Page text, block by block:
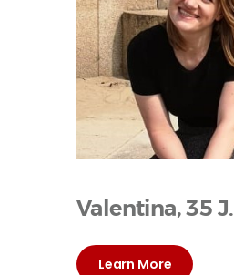
Valentina, 35 J.
Learn More